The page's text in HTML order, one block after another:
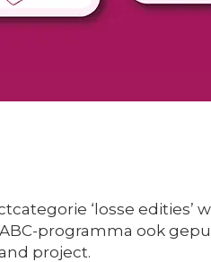
‘losse edities’
programma ook
project.